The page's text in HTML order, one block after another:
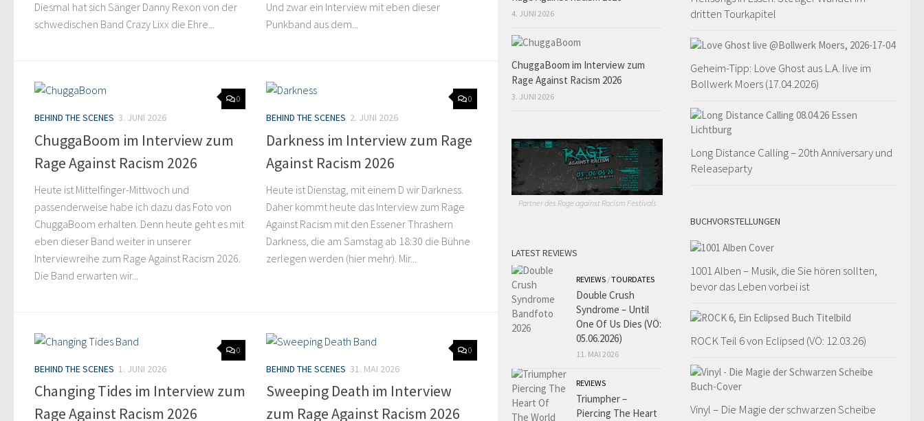
Diesmal hat sich Sänger Danny Rexon von der
schwedischen Band Crazy Lixx die Ehre...
Und zwar ein Interview mit eben dieser
Punkband aus dem...
0
BEHIND THE SCENES 3. JUNI 2026
ChuggaBoom im Interview zum
Rage Against Racism 2026
Heute ist Mittelfinger-Mittwoch und
passenderweise habe ich dazu das Foto von
ChuggaBoom erhalten. Denn heute geht es mit
eben dieser Band weiter in unserer
Interviewreihe zum Rage Against Racism 2026.
Die Band erwarten wir...
0
BEHIND THE SCENES 2. JUNI 2026
Darkness im Interview zum Rage
Against Racism 2026
Heute ist Dienstag, mit einem D wir Darkness.
Daher kommt heute das Interview zum Rage
Against Racism mit den Essener Thrashern
Darkness, die am Samstag ab 18:30 die Bühne
zerlegen werden (hier mehr). Mir...
0
BEHIND THE SCENES 1. JUNI 2026
Changing Tides im Interview zum
Rage Against Racism 2026
0
BEHIND THE SCENES 31. MAI 2026
Sweeping Death im Interview
zum Rage Against Racism 2026
dritten Tourkapitel
Geheim-Tipp: Love Ghost aus L.A. live im
Bollwerk Moers (17.04.2026)
Long Distance Calling – 20th Anniversary und
Releaseparty
BUCHVORSTELLUNGEN
1001 Alben – Musik, die Sie hören sollten,
bevor das Leben vorbei ist
ROCK Teil 6 von Eclipsed (VÖ: 12.03.26)
Vinyl – Die Magie der schwarzen Scheibe
4. JUNI 2026
ChuggaBoom im Interview zum
Rage Against Racism 2026
3. JUNI 2026
Partner des Rage against Racism Festivals
LATEST REVIEWS
REVIEWS /TOURDATES
Double Crush
Syndrome – Until
One Of Us Dies (VÖ:
05.06.2026)
11. MAI 2026
REVIEWS
Triumpher –
Piercing The Heart